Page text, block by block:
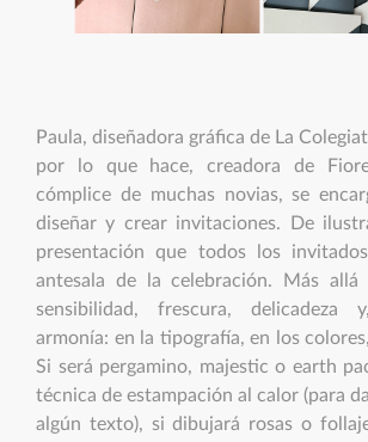
Paula, diseñadora gráfica de La
por lo que hace, creadora de
cómplice de muchas novias, se
diseñar y crear invitaciones. De
presentación que todos los
antesala de la celebración. Más allá
sensibilidad, frescura, delicadeza
armonía: en la tipografía, en los
Si será pergamino, majestic o earth
técnica de estampación al calor (para
algún texto), si dibujará rosas o